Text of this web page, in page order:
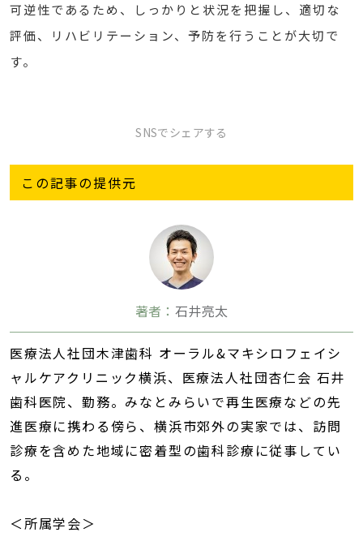
可逆性であるため、しっかりと状況を把握し、適切な
評価、リハビリテーション、予防を行うことが大切で
す。
SNSでシェアする
この記事の提供元
著者： 石井亮太
医療法人社団木津歯科 オーラル&マキシロフェイシ
ャルケアクリニック横浜、医療法人社団杏仁会 石井
歯科医院、勤務。みなとみらいで再生医療などの先
進医療に携わる傍ら、横浜市郊外の実家では、訪問
診療を含めた地域に密着型の歯科診療に従事してい
る。
＜所属学会＞